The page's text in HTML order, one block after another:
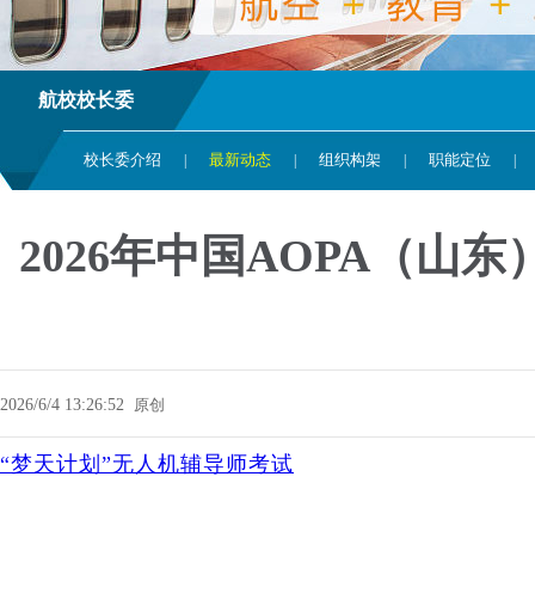
航校校长委
校长委介绍 最新动态 组织构架 职能定位
2026年中国AOPA（山东
2026/6/4 13:26:52 原创
“梦天计划”无人机辅导师考试